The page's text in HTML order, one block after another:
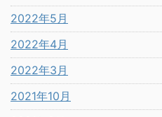
2022年5月
2022年4月
2022年3月
2021年10月